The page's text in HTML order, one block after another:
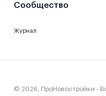
Сообщество
Журнал
© 2026, ПроНовостройки -